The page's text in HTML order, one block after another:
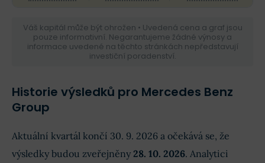
Váš kapitál může být ohrožen • Uvedená cena a graf jsou
pouze informativní. Negarantujeme žádné výnosy a
informace uvedené na těchto stránkách nepředstavují
investiční poradenství.
Historie výsledků pro Mercedes Benz
Group
Aktuální kvartál končí 30. 9. 2026 a očekává se, že
výsledky budou zveřejněny 28. 10. 2026. Analytici